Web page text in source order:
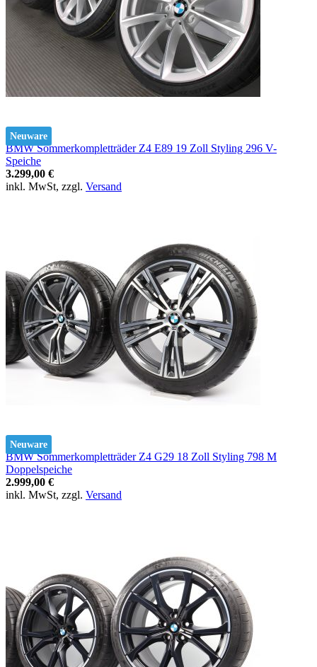
Neuware
BMW Sommerkompletträder Z4 E89 19 Zoll Styling 296 V-
Speiche
3.299,00 €
inkl. MwSt, zzgl. Versand
Neuware
BMW Sommerkompletträder Z4 G29 18 Zoll Styling 798 M
Doppelspeiche
2.999,00 €
inkl. MwSt, zzgl. Versand